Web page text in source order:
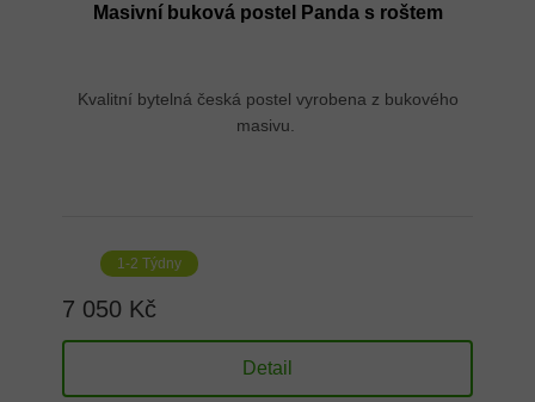
Masivní buková postel Panda s roštem
Kvalitní bytelná česká postel vyrobena z bukového
masivu.
1-2 Týdny
7 050 Kč
Detail